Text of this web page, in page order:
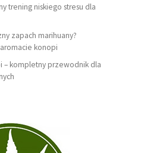
trening niskiego stresu dla
zapach marihuany?
konopi
– kompletny przewodnik dla